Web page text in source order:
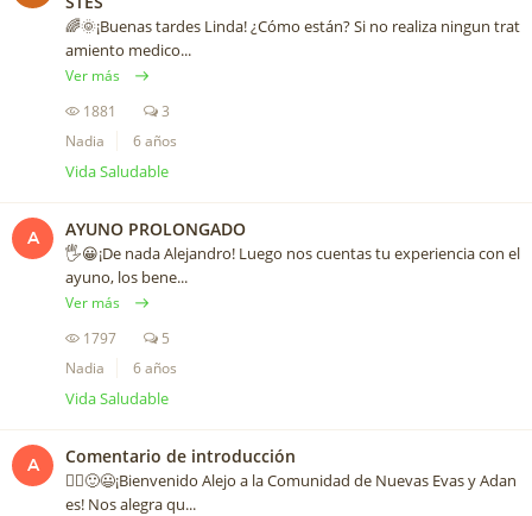
🌈🌞¡Buenas tardes Linda! ¿Cómo están? Si no realiza ningun trat
amiento medico...
Ver más
1881
3
Nadia
6 años
Vida Saludable
A AYUNO PROLONGADO
🖐😀¡De nada Alejandro! Luego nos cuentas tu experiencia con el
ayuno, los bene...
Ver más
1797
5
Nadia
6 años
Vida Saludable
A Comentario de introducción
🙋‍♀️🙂😃¡Bienvenido Alejo a la Comunidad de Nuevas Evas y Adan
es! Nos alegra qu...